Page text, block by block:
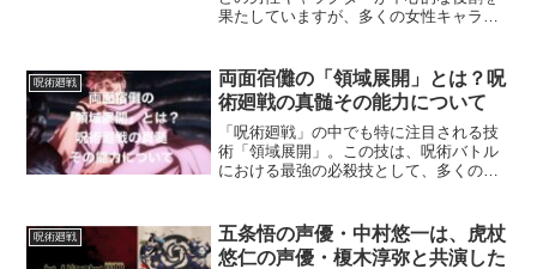
果たしていますが、多くの女性キャラク
などが主要な役割を果たしていますが、
それ以外にも多くの女性キ...
呪術廻戦
両面宿儺の「領域展開」とは？呪
術廻戦の真髄その能力について
「呪術廻戦」の中でも特に注目される技
術「領域展開」。この技は、呪術バトル
における最強の必殺技として、多くのフ
子」は、見る者すべてに圧倒的な力の差
を見せつけたシーンとして...
呪術廻戦
五条悟の声優・中村悠一は、虎杖
悠仁の声優・榎木淳弥と共演した